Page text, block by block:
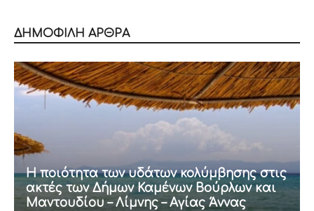
ΔΗΜΟΦΙΛΗ ΑΡΘΡΑ
Η ποιότητα των υδάτων κολύμβησης στις
ακτές των Δήμων Καμένων Βούρλων και
Μαντουδίου – Λίμνης – Αγίας Άννας